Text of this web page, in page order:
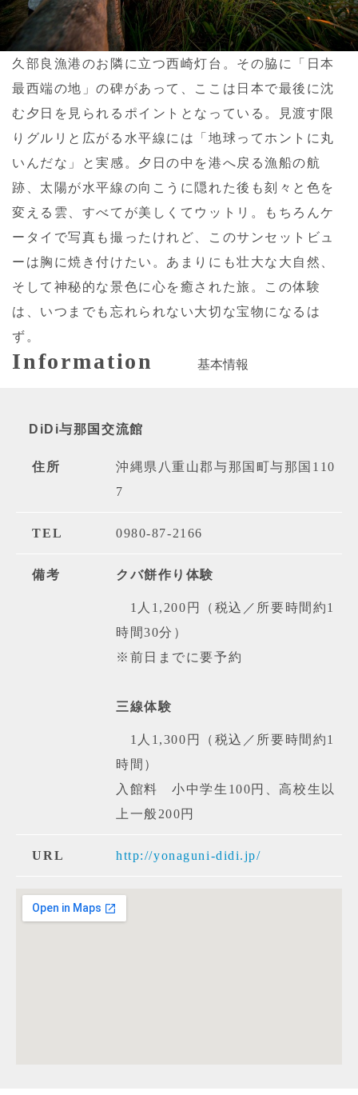
久部良漁港のお隣に立つ西崎灯台。その脇に「日本
最西端の地」の碑があって、ここは日本で最後に沈
む夕日を見られるポイントとなっている。見渡す限
りグルリと広がる水平線には「地球ってホントに丸
いんだな」と実感。夕日の中を港へ戻る漁船の航
跡、太陽が水平線の向こうに隠れた後も刻々と色を
変える雲、すべてが美しくてウットリ。もちろんケ
ータイで写真も撮ったけれど、このサンセットビュ
ーは胸に焼き付けたい。あまりにも壮大な大自然、
そして神秘的な景色に心を癒された旅。この体験
は、いつまでも忘れられない大切な宝物になるは
ず。
Information 基本情報
DiDi与那国交流館
住所
沖縄県八重山郡与那国町与那国110
7
TEL 0980-87-2166
備考 クバ餅作り体験
1人1,200円（税込／所要時間約1
時間30分）
※前日までに要予約
三線体験
1人1,300円（税込／所要時間約1
時間）
入館料 小中学生100円、高校生以
上一般200円
URL http://yonaguni-didi.jp/